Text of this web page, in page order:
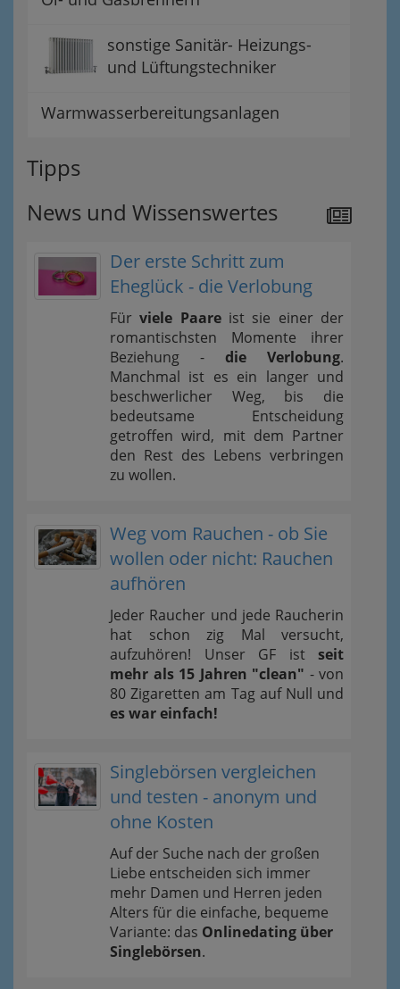
sonstige Sanitär- Heizungs-
und Lüftungstechniker
Warmwasserbereitungsanlagen
Tipps
News und Wissenswertes
Der erste Schritt zum
Eheglück - die Verlobung
Fürviele Paareist sie einer der
romantischsten Momente ihrer
Beziehung - die Verlobung.
Manchmal ist es ein langer und
beschwerlicher Weg, bis die
bedeutsame Entscheidung
getroffen wird, mit dem Partner
den Rest des Lebens verbringen
zu wollen.
Weg vom Rauchen - ob Sie
wollen oder nicht: Rauchen
aufhören
Jeder Raucher und jede Raucherin
hat schon zig Mal versucht,
aufzuhören! Unser GF ist seit
mehr als 15 Jahren "clean" - von
80 Zigaretten am Tag auf Null und
es war einfach!
Singlebörsen vergleichen
und testen - anonym und
ohne Kosten
Auf der Suche nach der großen
Liebe entscheiden sich immer
mehr Damen und Herren jeden
Alters für die einfache, bequeme
Variante: das Onlinedating über
Singlebörsen.